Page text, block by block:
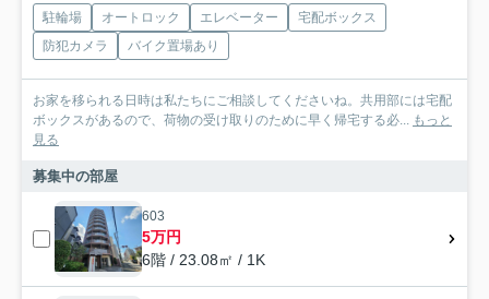
駐輪場 オートロック エレベーター
宅配ボックス
防犯カメラ
バイク置場あり
お家を移られる日時は私たちにご相談してくださいね。共用部には宅配
ボックスがあるので、荷物の受け取りのために早く帰宅する必... もっと
見る
募集中の部屋
603
5万円
6階 / 23.08㎡ / 1K